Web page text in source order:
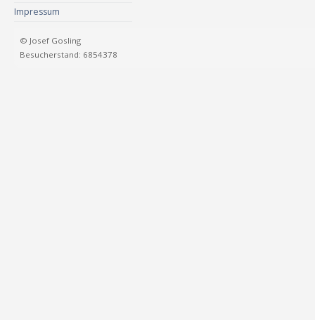
Impressum
© Josef Gosling
Besucherstand: 6854378